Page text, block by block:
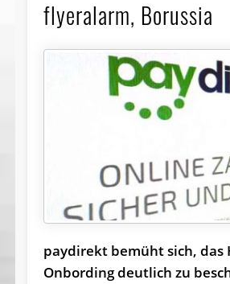
flyeralarm, Borussia
paydirekt bemüht sich, das
Onbording deutlich zu